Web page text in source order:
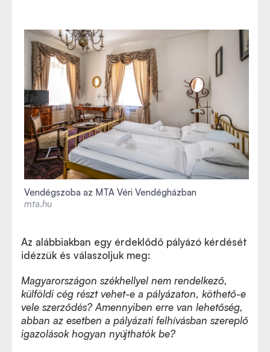
Vendégszoba az MTA Véri Vendégházban
mta.hu
Az alábbiakban egy érdeklődő pályázó kérdését
idézzük és válaszoljuk meg:
Magyarországon székhellyel nem rendelkező,
külföldi cég részt vehet-e a pályázaton, köthető-e
vele szerződés? Amennyiben erre van lehetőség,
abban az esetben a pályázati felhívásban szereplő
igazolások hogyan nyújthatók be?